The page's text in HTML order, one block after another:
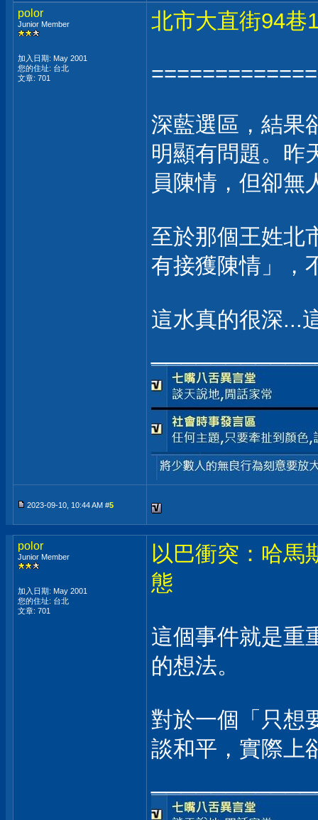
polor
Junior Member
加入日期: May 2001
您的住址: 台北
文章: 701
北市大直街94巷
深藍選區，結果
明顯有問題。昨
員陳情，但卻無
至於那個王姓北
有接獲陳情」，
這水真的很深...
2023-09-10, 10:44 AM #5
polor
Junior Member
加入日期: May 2001
您的住址: 台北
文章: 701
以巴衝突：哈馬
態
這個事件就是重
的想法。
對於一個「只想
談和平，實際上